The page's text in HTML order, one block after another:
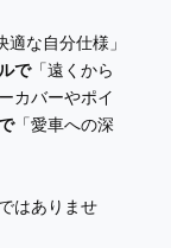
な自分仕様」
で「遠くから
カバーやポイ
「愛車への深
はありませ